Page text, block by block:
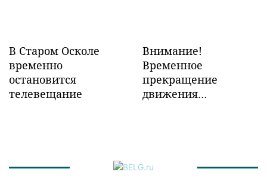
В Старом Осколе
временно
остановится
телевещание
Внимание!
Временное
прекращение
движения